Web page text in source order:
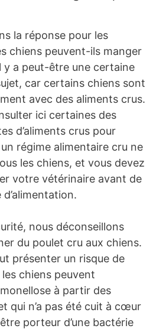
la réponse pour les
chiens peuvent-ils manger
y a peut-être une certaine
car certains chiens sont
avec des aliments crus.
ici certaines des
d’aliments crus pour
régime alimentaire cru ne
les chiens, et vous devez
votre vétérinaire avant de
nous déconseillons
du poulet cru aux chiens.
présenter un risque de
chiens peuvent
à partir des
qui n’a pas été cuit à cœur
porteur d’une bactérie